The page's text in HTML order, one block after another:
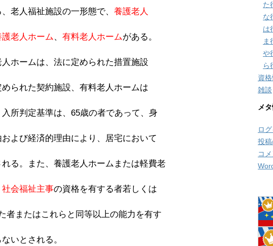
老人福祉施設の一形態で、 養護老人
老人ホーム、 有料老人ホームがある。
ホームは、法に定められた措置施設
られた契約施設、有料老人ホームは
所判定基準は、65歳の者であって、身
よび経済的理由により、居宅において
る。また、養護老人ホームまたは軽費老
社会福祉主事の資格を有する者若しくは
者またはこれらと同等以上の能力を有す
いとされる。
た
な
は
ま
や
ら
資
雑談
メ
ロ
投
コ